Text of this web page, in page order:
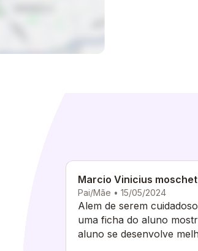
Marcio Vinicius
Pai/Mãe • 15/05/2024
Alem de serem
uma ficha do aluno
aluno se desenvolve